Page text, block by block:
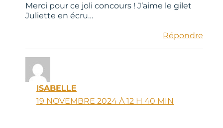
Merci pour ce joli concours ! J’aime le gilet
Juliette en écru…
Répondre
ISABELLE
19 NOVEMBRE 2024 À 12 H 40 MIN